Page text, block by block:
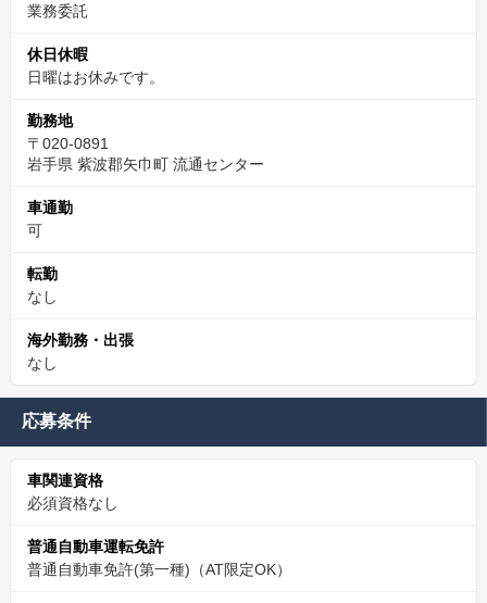
業務委託
休日休暇
日曜はお休みです。
勤務地
〒020-0891
岩手県 紫波郡矢巾町 流通センター
車通勤
可
転勤
なし
海外勤務・出張
なし
応募条件
車関連資格
必須資格なし
普通自動車運転免許
普通自動車免許(第一種)（AT限定OK）